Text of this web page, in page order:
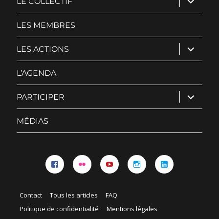
le
sous-
LES MEMBRES
LES ACTIONS ouvrir
le
sous-
L’AGENDA
PARTICIPER ouvrir
le
sous-
MÉDIAS
Contact Tous les articles
FAQ
Politique de confidentialité
Mentions légales